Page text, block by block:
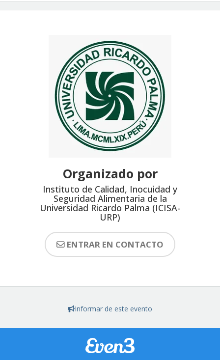
Organizado por
Instituto de Calidad, Inocuidad y
Seguridad Alimentaria de la
Universidad Ricardo Palma (ICISA-
URP)
ENTRAR EN CONTACTO
Informar de este evento